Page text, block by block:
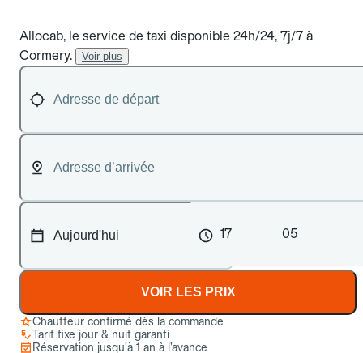
Allocab, le service de taxi disponible 24h/24, 7j/7 à
Cormery.
Voir plus
17 05
VOIR LES PRIX
Chauffeur confirmé dès la commande
Tarif fixe jour & nuit garanti
Réservation jusqu’à 1 an à l’avance